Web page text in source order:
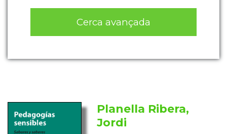
Cerca avançada
Planella Ribera,
Jordi